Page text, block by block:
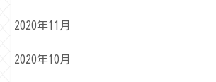
2020年11月
2020年10月